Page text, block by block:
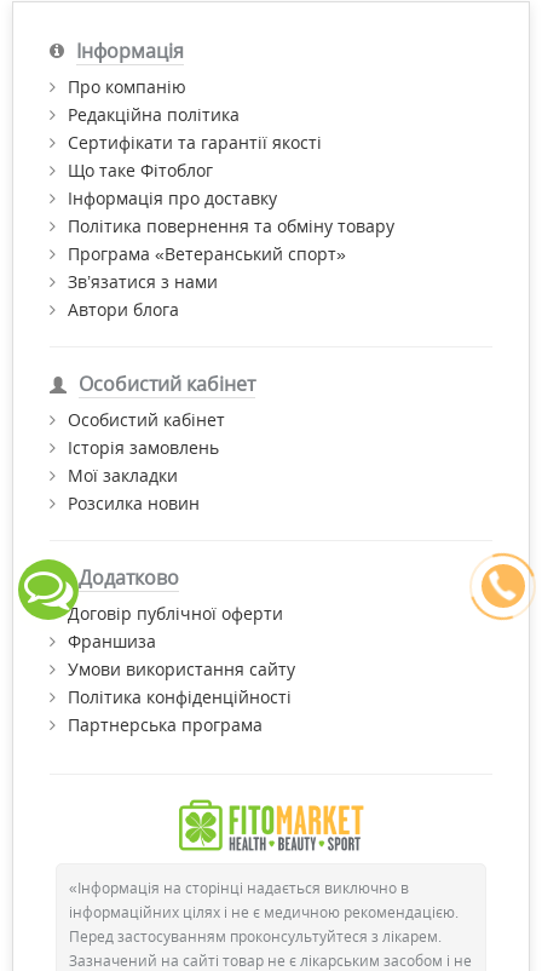
Інформація
Про компанію
Редакційна політика
Сертифікати та гарантії якості
Що таке Фітоблог
Інформація про доставку
Політика повернення та обміну товару
Програма «Ветеранський спорт»
Зв’язатися з нами
Автори блога
Особистий кабінет
Особистий кабінет
Історія замовлень
Мої закладки
Розсилка новин
Додатково
Договір публічної оферти
Франшиза
Умови використання сайту
Політика конфіденційності
Партнерська програма
«Інформація на сторінці надається виключно в
інформаційних цілях і не є медичною рекомендацією.
Перед застосуванням проконсультуйтеся з лікарем.
Зазначений на сайті товар не є лікарським засобом і не